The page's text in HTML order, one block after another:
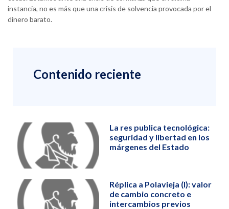
instancia, no es más que una crisis de solvencia provocada por el
dinero barato.
Contenido reciente
La res publica tecnológica:
seguridad y libertad en los
márgenes del Estado
Réplica a Polavieja (I): valor
de cambio concreto e
intercambios previos